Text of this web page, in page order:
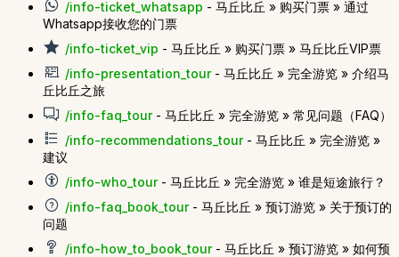
/info-ticket_whatsapp - 马丘比丘 » 购买门票 » 通过
Whatsapp接收您的门票
/info-ticket_vip - 马丘比丘 » 购买门票 » 马丘比丘VIP票
/info-presentation_tour- 马丘比丘 » 完全游览 » 介绍马
丘比丘之旅
/info-faq_tour- 马丘比丘 » 完全游览 » 常见问题（FAQ）
/info-recommendations_tour- 马丘比丘 » 完全游览 »
建议
/info-who_tour- 马丘比丘 » 完全游览 » 谁是短途旅行？
/info-faq_book_tour- 马丘比丘 » 预订游览 » 关于预订的
问题
/info-how_to_book_tour- 马丘比丘 » 预订游览 » 如何预